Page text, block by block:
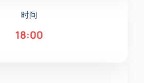
时间
18:00